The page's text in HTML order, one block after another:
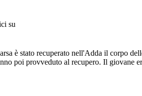
su
è stato recuperato nell'Adda il corpo
poi provveduto al recupero. Il giovane